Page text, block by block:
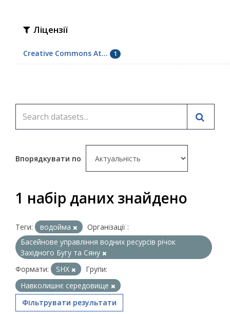
Ліцензії
Creative Commons At... 1
Впорядкувати по
1 набір даних знайдено
Теги: водойма
Організації :
Басейнове управління водних ресурсів річок
Західного Бугу та Сяну
Формати:
SHX
Групи:
Навколишнє середовище
Фільтрувати результати